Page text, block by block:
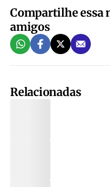
Compartilhe essa
amigos
Relacionadas